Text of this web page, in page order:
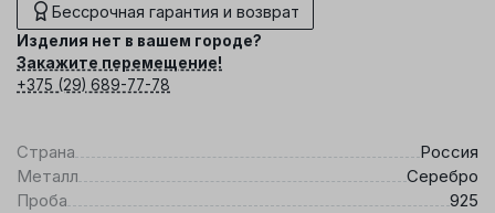
Бессрочная гарантия и возврат
Изделия нет в вашем городе?
Закажите перемещение!
+375 (29) 689-77-78
Страна
Россия
Металл
Серебро
Проба
925